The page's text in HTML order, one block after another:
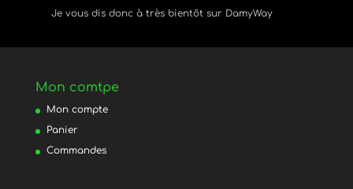
Je vous dis donc à très bientôt sur DamyWay
Mon comtpe
Mon compte
Panier
Commandes